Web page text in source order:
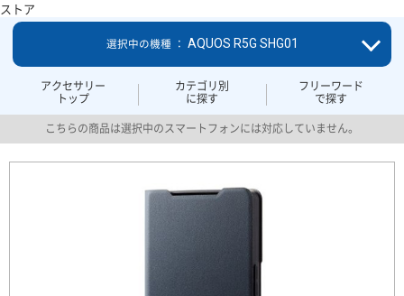
ストア
アクセサリー
トップ
カテゴリ別
に探す
フリーワード
で探す
選択中の機種 ： AQUOS R5G SHG01
こちらの商品は選択中のスマートフォンには対応していません。